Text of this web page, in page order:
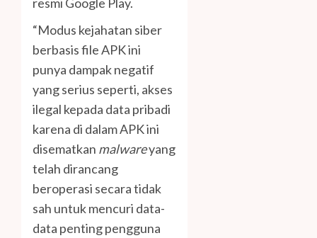
“Modus kejahatan siber
berbasis file APK ini
punya dampak negatif
yang serius seperti, akses
ilegal kepada data pribadi
karena di dalam APK ini
disematkan malwareyang
telah dirancang
beroperasi secara tidak
sah untuk mencuri data-
data penting pengguna